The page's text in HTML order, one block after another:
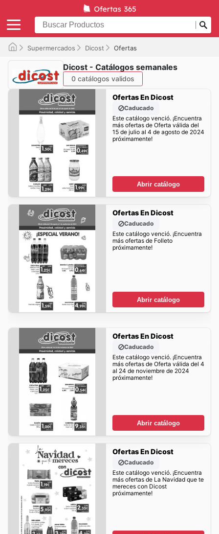
Supermercados Dicost Ofertas
Dicost - Catálogos semanales
0 catálogos validos
Ofertas En Dicost
Caducado
Este catálogo venció. ¡Encuentra
más ofertas de Oferta válida del
15 de julio al 4 de agosto de 2024
próximamente!
Abrir catálogo
Ofertas En Dicost
Caducado
Este catálogo venció. ¡Encuentra
más ofertas de Folleto
próximamente!
Abrir catálogo
Ofertas En Dicost
Caducado
Este catálogo venció. ¡Encuentra
más ofertas de Oferta válida del 4
al 24 de noviembre de 2024
próximamente!
Abrir catálogo
Ofertas En Dicost
Caducado
Este catálogo venció. ¡Encuentra
más ofertas de La Navidad que te
mereces con Dicost
próximamente!